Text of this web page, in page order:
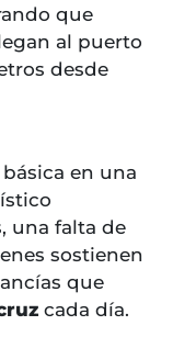
que
al puerto
desde
en una
una falta de
sostienen
que
cada día.